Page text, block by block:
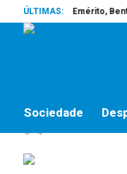
ÚLTIMAS:
o Papa Emérito, Bento
Sociedade